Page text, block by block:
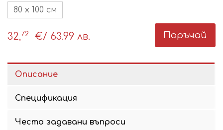
80 х 100 см
32,72 €/ 63.99 лв. Поръчай
Описание
Спецификация
Често задавани въпроси